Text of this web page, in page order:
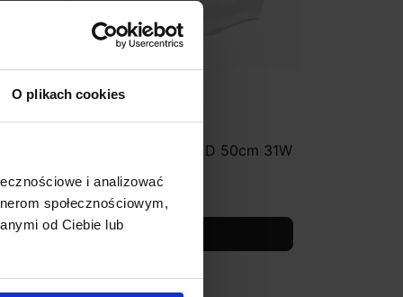
O plikach cookies
i analizować
społecznościowym,
od Ciebie lub
CALI LE41369 plafon LED 50cm 31W
Zobacz szczegóły